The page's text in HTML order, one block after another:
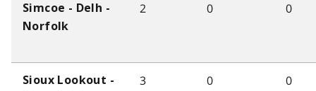
Simcoe - Delh -
Norfolk
2 0 0
Sioux Lookout -
3 0 0